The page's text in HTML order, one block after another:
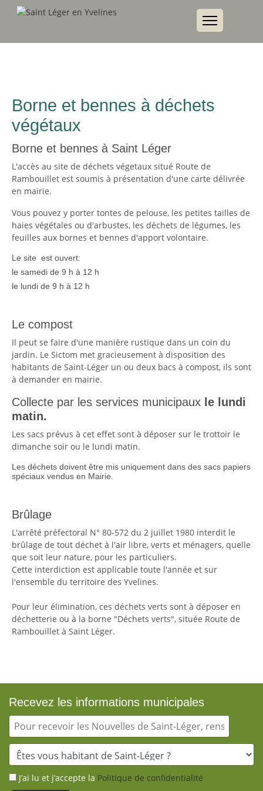
Borne et bennes à déchets
végétaux
Borne et bennes à Saint Léger
L'accès au site de déchets végetaux situé Route de
Rambouillet est soumis à présentation d'une carte délivrée
en mairie.
Vous pouvez y porter tontes de pelouse, les petites tailles de
haies végétales ou d'arbustes, les déchets de légumes, les
feuilles aux bornes et bennes d'apport volontaire.
Le site est ouvert:
le samedi de 9 h à 12 h
le lundi de 9 h à 12 h
Le compost
Il peut se faire d'une manière rustique dans un coin du
jardin. Le Sictom met gracieusement à disposition des
habitants de Saint-Léger un ou deux bacs à compost, ils sont
à demander en mairie.
Collecte par les services municipaux le lundi
matin.
Les sacs prévus à cet effet sont à déposer sur le trottoir le
dimanche soir ou le lundi matin.
Les déchets doivent être mis uniquement dans des sacs papiers
spéciaux vendus en Mairie.
Brûlage
L'arrêté préfectoral N° 80-572 du 2 juillet 1980 interdit le
brûlage de tout déchet à l'air libre, verts et ménagers, quelle
que soit leur nature, pour les particuliers.
Cette interdiction est applicable toute l'année et sur
l'ensemble du territoire des Yvelines.
Pour leur élimination, ces déchets verts sont à déposer en
déchetterie ou à la borne "Déchets verts", située Route de
Rambouillet à Saint Léger.
Recevez les informations municipales
J’ai lu et j’accepte la Politique de confidentialité